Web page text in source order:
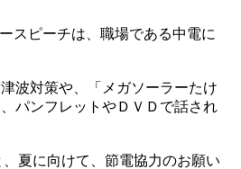
スピーチは、職場である中電に
波対策や、「メガソーラーたけ
パンフレットやＤＶＤで話され
夏に向けて、節電協力のお願い